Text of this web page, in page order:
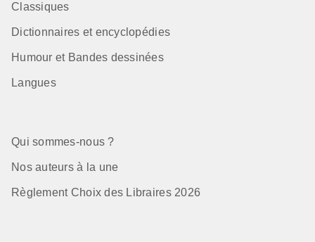
Classiques
Dictionnaires et encyclopédies
Humour et Bandes dessinées
Langues
Qui sommes-nous ?
Nos auteurs à la une
Règlement Choix des Libraires 2026